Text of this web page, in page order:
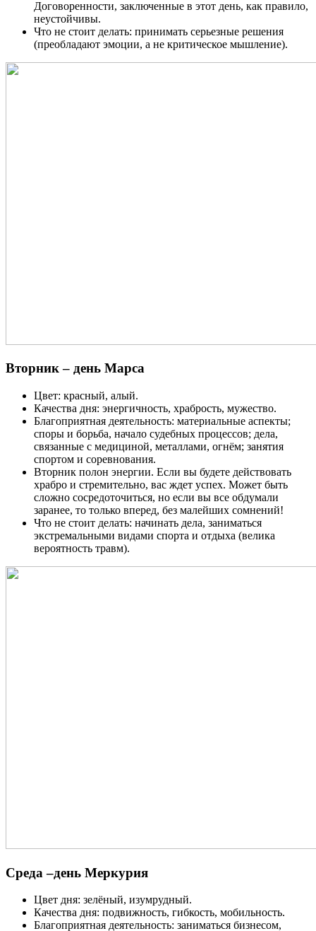
Договоренности, заключенные в этот день, как правило,
неустойчивы.
Что не стоит делать: принимать серьезные решения
(преобладают эмоции, а не критическое мышление).
Вторник – день Марса
Цвет: красный, алый.
Качества дня: энергичность, храбрость, мужество.
Благоприятная деятельность: материальные аспекты;
споры и борьба, начало судебных процессов; дела,
связанные с медициной, металлами, огнём; занятия
спортом и соревнования.
Вторник полон энергии. Если вы будете действовать
храбро и стремительно, вас ждет успех. Может быть
сложно сосредоточиться, но если вы все обдумали
заранее, то только вперед, без малейших сомнений!
Что не стоит делать: начинать дела, заниматься
экстремальными видами спорта и отдыха (велика
вероятность травм).
Среда –день Меркурия
Цвет дня: зелёный, изумрудный.
Качества дня: подвижность, гибкость, мобильность.
Благоприятная деятельность: заниматься бизнесом,